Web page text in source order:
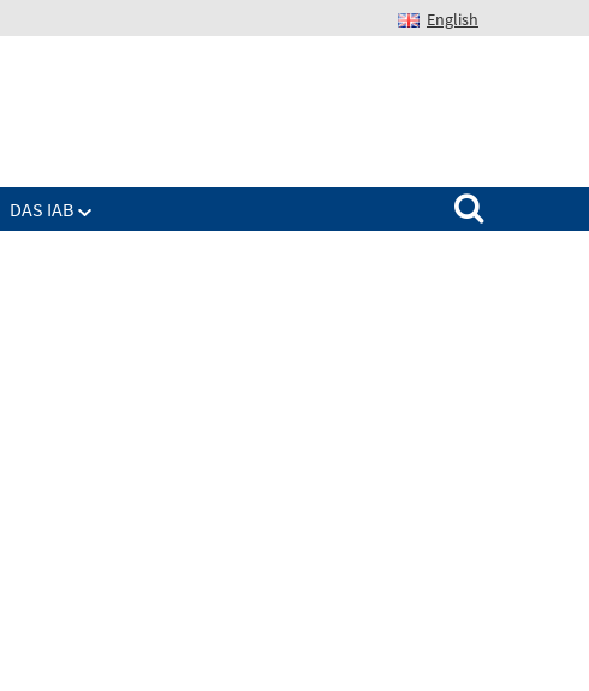
English
DAS IAB
Suchen nach: